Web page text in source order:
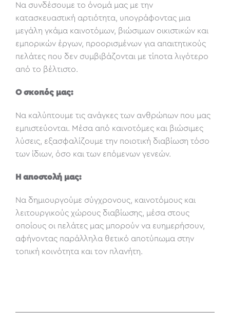
Να συνδέσουμε το όνομά μας με την
κατασκευαστική αρτιότητα, υπογράφοντας μια
μεγάλη γκάμα καινοτόμων, βιώσιμων οικιστικών και
εμπορικών έργων, προορισμένων για απαιτητικούς
πελάτες που δεν συμβιβάζονται με τίποτα λιγότερο
από το βέλτιστο.
Ο σκοπός μας:
Να καλύπτουμε τις ανάγκες των ανθρώπων που μας
εμπιστεύονται. Μέσα από καινοτόμες και βιώσιμες
λύσεις, εξασφαλίζουμε την ποιοτική διαβίωση τόσο
των ίδιων, όσο και των επόμενων γενεών.
Η αποστολή μας:
Να δημιουργούμε σύγχρονους, καινοτόμους και
λειτουργικούς χώρους διαβίωσης, μέσα στους
οποίους οι πελάτες μας μπορούν να ευημερήσουν,
αφήνοντας παράλληλα θετικό αποτύπωμα στην
τοπική κοινότητα και τον πλανήτη.